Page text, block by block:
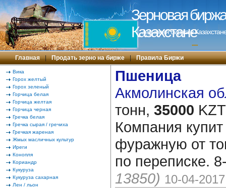
Зерновая
Казахстане
Зерновая биржа в
---
Главная | Продать зерно на бирже | Правила Биржи
Вика
Горох желтый
Горох зеленый
Горчица белая
Горчица желтая
Горчица черная
Гречка белая
Гречка сырая / гречиха
Гречкая жареная
Жмых масличных культур
Иреги
Конопля
Кориандр
Кукуруза
Кукуруза сахарная
Лен / льон
Пшеница
Акмолинская
тонн, 35000
Компания
фуражную от
по переписке.
13850) 10-04-2017